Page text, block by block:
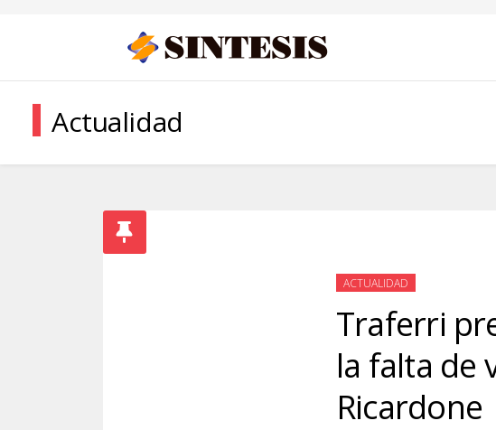
Actualidad
ACTUALIDAD
Traferri
la falta de
Ricardone